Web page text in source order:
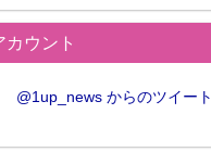
ウント
@1up_news からのツイート